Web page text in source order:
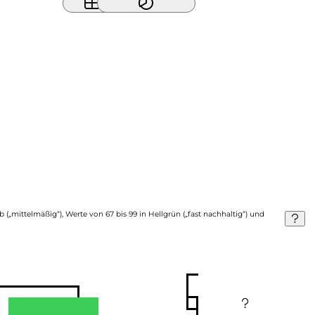
Werte von 67 bis 99 in Hellgrün („fast nachhaltig“) und